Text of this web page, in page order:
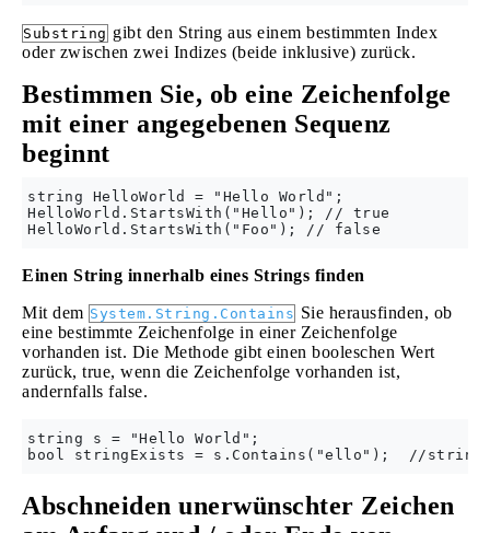
Substring gibt den String aus einem bestimmten Index
oder zwischen zwei Indizes (beide inklusive) zurück.
Bestimmen Sie, ob eine Zeichenfolge
mit einer angegebenen Sequenz
beginnt
string HelloWorld = "Hello World";
HelloWorld.StartsWith("Hello"); // true
Einen String innerhalb eines Strings finden
Mit dem System.String.Contains Sie herausfinden, ob
eine bestimmte Zeichenfolge in einer Zeichenfolge
vorhanden ist. Die Methode gibt einen booleschen Wert
zurück, true, wenn die Zeichenfolge vorhanden ist,
andernfalls false.
string s = "Hello World";
Abschneiden unerwünschter Zeichen